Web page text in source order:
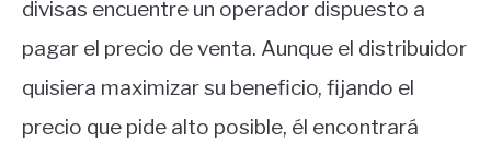
divisas encuentre un operador dispuesto a
pagar el precio de venta. Aunque el distribuidor
quisiera maximizar su beneficio, fijando el
precio que pide alto posible, él encontrará